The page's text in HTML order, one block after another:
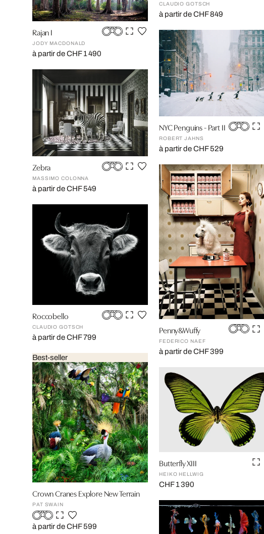
Rajan I
JODY MACDONALD
à partir de CHF 1 490
Zebra
MASSIMO COLONNA
à partir de CHF 549
Roccobello
CLAUDIO GOTSCH
à partir de CHF 799
Best-seller
Crown Cranes Explore New Terrain
PAT SWAIN
à partir de CHF 599
CLAUDIO GOTSCH
à partir de CHF 849
NYC Penguins - Part II
ROBERT JAHNS
à partir de CHF 529
Penny&Wuffy
FEDERICO NAEF
à partir de CHF 399
Butterfly XIII
HEIKO HELLWIG
CHF 1 390